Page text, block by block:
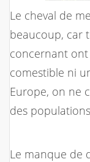
Le cheval de
beaucoup, car
concernant ont
comestible ni
Europe, on ne
des
Le manque de